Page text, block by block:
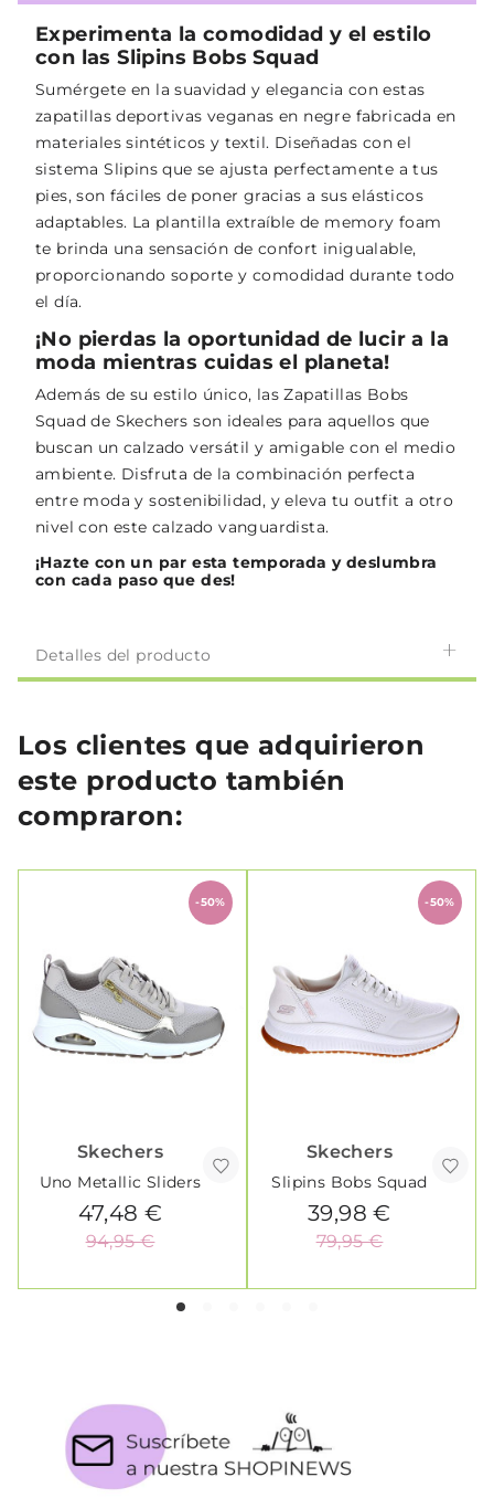
Experimenta la comodidad y el estilo
con las Slipins Bobs Squad
Sumérgete en la suavidad y elegancia con estas
zapatillas deportivas veganas en negre fabricada en
materiales sintéticos y textil. Diseñadas con el
sistema Slipins que se ajusta perfectamente a tus
pies, son fáciles de poner gracias a sus elásticos
adaptables. La plantilla extraíble de memory foam
te brinda una sensación de confort inigualable,
proporcionando soporte y comodidad durante todo
el día.
¡No pierdas la oportunidad de lucir a la
moda mientras cuidas el planeta!
Además de su estilo único, las Zapatillas Bobs
Squad de Skechers son ideales para aquellos que
buscan un calzado versátil y amigable con el medio
ambiente. Disfruta de la combinación perfecta
entre moda y sostenibilidad, y eleva tu outfit a otro
nivel con este calzado vanguardista.
¡Hazte con un par esta temporada y deslumbra
con cada paso que des!
Detalles del producto
Los clientes que adquirieron
este producto también
compraron:
-50%
Skechers
Uno Metallic Sliders
47,48 €
94,95 €
-50%
Skechers
Slipins Bobs Squad
39,98 €
79,95 €